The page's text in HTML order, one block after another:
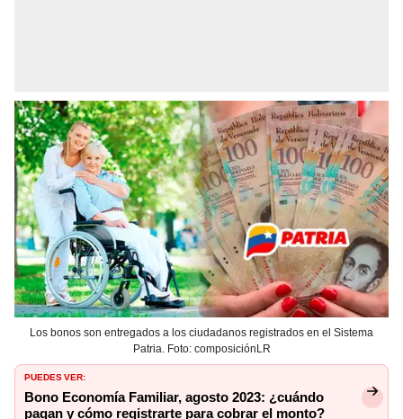
Los bonos son entregados a los ciudadanos registrados en el Sistema
Patria. Foto: composiciónLR
PUEDES VER:
Bono Economía Familiar, agosto 2023: ¿cuándo
pagan y cómo registrarte para cobrar el monto?